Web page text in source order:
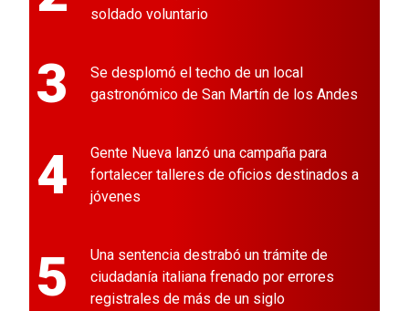
soldado voluntario
3
Se desplomó el techo de un local
gastronómico de San Martín de los Andes
4
Gente Nueva lanzó una campaña para
fortalecer talleres de oficios destinados a
jóvenes
5
Una sentencia destrabó un trámite de
ciudadanía italiana frenado por errores
registrales de más de un siglo